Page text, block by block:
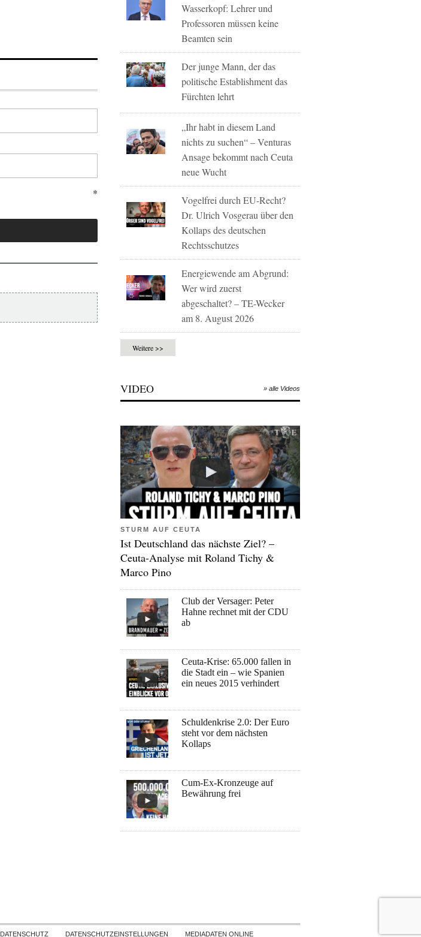
Wasserkopf: Lehrer und
Professoren müssen keine
Beamten sein
Der junge Mann, der das
politische Establishment das
Fürchten lehrt
„Ihr habt in diesem Land
nichts zu suchen“ – Venturas
Ansage bekommt nach Ceuta
neue Wucht
Vogelfrei durch EU-Recht?
Dr. Ulrich Vosgerau über den
Kollaps des deutschen
Rechtsschutzes
Energiewende am Abgrund:
Wer wird zuerst
abgeschaltet? – TE-Wecker
am 8. August 2026
Weitere >>
VIDEO » alle Videos
STURM AUF CEUTA
Ist Deutschland das nächste Ziel? –
Ceuta-Analyse mit Roland Tichy &
Marco Pino
Club der Versager: Peter
Hahne rechnet mit der CDU
ab
Ceuta-Krise: 65.000 fallen in
die Stadt ein – wie Spanien
ein neues 2015 verhindert
Schuldenkrise 2.0: Der Euro
steht vor dem nächsten
Kollaps
Cum-Ex-Kronzeuge auf
Bewährung frei
Skip to content
DATENSCHUTZ DATENSCHUTZEINSTELLUNGEN MEDIADATEN ONLINE